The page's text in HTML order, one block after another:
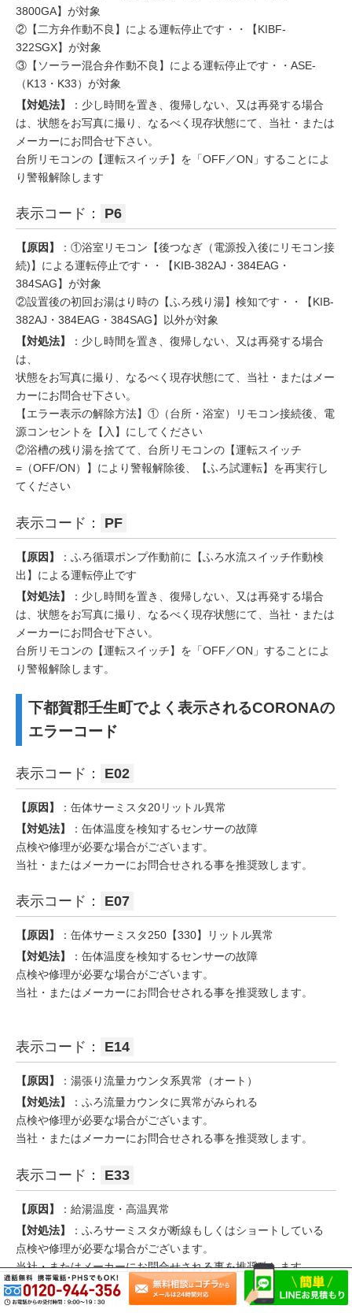
3800GA】が対象
②【二方弁作動不良】による運転停止です・・【KIBF-
322SGX】が対象
③【ソーラー混合弁作動不良】による運転停止です・・ASE-
（K13・K33）が対象
【対処法】
：少し時間を置き、復帰しない、又は再発する場合
は、状態をお写真に撮り、なるべく現存状態にて、当社・または
メーカーにお問合せ下さい。
台所リモコンの【運転スイッチ】を「OFF／ON」することによ
り警報解除します
表示コード： P6
【原因】
：①浴室リモコン【後つなぎ（電源投入後にリモコン接
続)】による運転停止です・・【KIB-382AJ・384EAG・
384SAG】が対象
②設置後の初回お湯はり時の【ふろ残り湯】検知です・・【KIB-
382AJ・384EAG・384SAG】以外が対象
【対処法】
：少し時間を置き、復帰しない、又は再発する場合
は、
状態をお写真に撮り、なるべく現存状態にて、当社・またはメー
カーにお問合せ下さい。
【エラー表示の解除方法】①（台所・浴室）リモコン接続後、電
源コンセントを【入】にしてください
②浴槽の残り湯を捨てて、台所リモコンの【運転スイッチ
=（OFF/ON）】により警報解除後、【ふろ試運転】を再実行し
てください
表示コード： PF
【原因】
：ふろ循環ポンプ作動前に【ふろ水流スイッチ作動検
出】による運転停止です
【対処法】
：少し時間を置き、復帰しない、又は再発する場合
は、状態をお写真に撮り、なるべく現存状態にて、当社・または
メーカーにお問合せ下さい。
台所リモコンの【運転スイッチ】を「OFF／ON」することによ
り警報解除します。
下都賀郡壬生町でよく表示されるCORONAの
エラーコード
表示コード： E02
【原因】
：缶体サーミスタ20リットル異常
【対処法】
：缶体温度を検知するセンサーの故障
点検や修理が必要な場合がございます。
当社・またはメーカーにお問合せされる事を推奨致します。
表示コード： E07
【原因】
：缶体サーミスタ250【330】リットル異常
【対処法】
：缶体温度を検知するセンサーの故障
点検や修理が必要な場合がございます。
当社・またはメーカーにお問合せされる事を推奨致します。
表示コード： E14
【原因】
：湯張り流量カウンタ系異常（オート）
【対処法】
：ふろ流量カウンタに異常がみられる
点検や修理が必要な場合がございます。
当社・またはメーカーにお問合せされる事を推奨致します。
表示コード： E33
【原因】
：給湯温度・高温異常
【対処法】
：ふろサーミスタが断線もしくはショートしている
点検や修理が必要な場合がございます。
当社・またはメーカーにお問合せされる事を推奨致します。
表示コード： H03